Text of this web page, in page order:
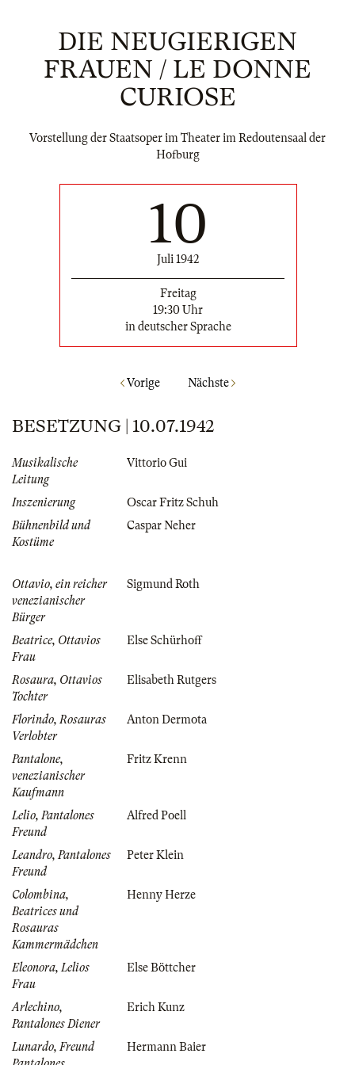
DIE NEUGIERIGEN
FRAUEN / LE DONNE
CURIOSE
Vorstellung der Staatsoper im Theater im Redoutensaal der
Hofburg
10
Juli 1942
Freitag
19:30 Uhr
in deutscher Sprache
Vorige Nächste
BESETZUNG | 10.07.1942
Musikalische
Leitung
Vittorio Gui
Inszenierung
Oscar Fritz Schuh
Bühnenbild und
Kostüme
Caspar Neher
Ottavio, ein reicher
venezianischer
Bürger
Sigmund Roth
Beatrice, Ottavios
Frau
Else Schürhoff
Rosaura, Ottavios
Tochter
Elisabeth Rutgers
Florindo, Rosauras
Verlobter
Anton Dermota
Pantalone,
venezianischer
Kaufmann
Fritz Krenn
Lelio, Pantalones
Freund
Alfred Poell
Leandro, Pantalones
Freund
Peter Klein
Colombina,
Beatrices und
Rosauras
Kammermädchen
Henny Herze
Eleonora, Lelios
Frau
Else Böttcher
Arlechino,
Pantalones Diener
Erich Kunz
Lunardo, Freund
Hermann Baier